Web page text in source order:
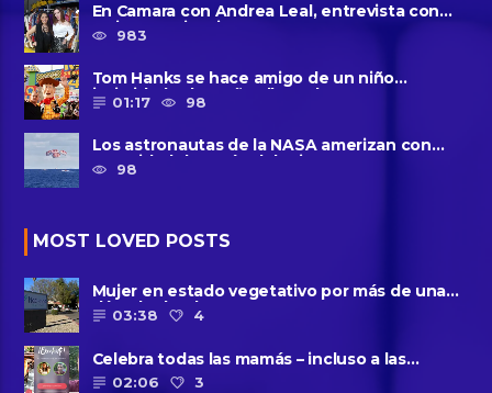
En Camara con Andrea Leal, entrevista con
Majo Cornejo, Cirque Du ......
983
Tom Hanks se hace amigo de un niño
intimidado de 8 años llamado ......
01:17 98
Los astronautas de la NASA amerizan con
seguridad después del primer ......
98
MOST LOVED POSTS
Mujer en estado vegetativo por más de una
década da a luz en un ......
03:38 4
Celebra todas las mamás – incluso a las
solteras – con ......
02:06 3